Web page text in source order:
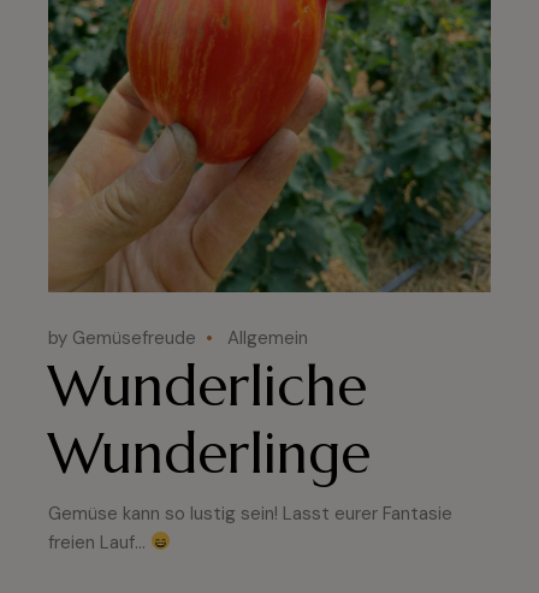
by Gemüsefreude Allgemein
Wunderliche
Wunderlinge
Gemüse kann so lustig sein! Lasst eurer Fantasie
freien Lauf…